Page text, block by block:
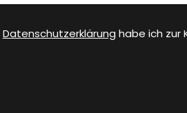
Datenschutzerklärung habe ich zur